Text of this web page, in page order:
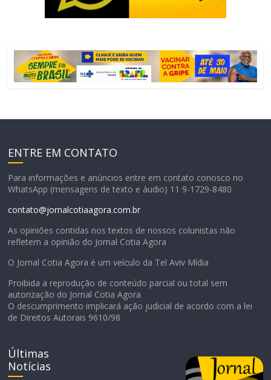
ENTRE EM CONTATO
Para informações e anúncios entre em contato conosco no
WhatsApp (mensagens de texto e áudio) 11 9-1729-8480
contato@jornalcotiaagora.com.br
As opiniões contidas nos textos de nossos colunistas não
refletem a opinião do Jornal Cotia Agora
O Jornal Cotia Agora é um veículo da Tel Aviv Mídia
Proibida a reprodução de conteúdo parcial ou total sem
autorização do Jornal Cotia Agora
O descumprimento implicará ação judicial de acordo com a lei
de Direitos Autorais 9610/98
Últimas
Notícias